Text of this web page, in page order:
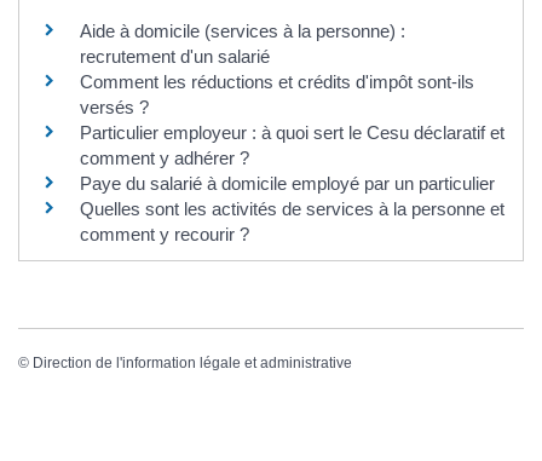
Aide à domicile (services à la personne) :
recrutement d'un salarié
Comment les réductions et crédits d'impôt sont-ils
versés ?
Particulier employeur : à quoi sert le Cesu déclaratif et
comment y adhérer ?
Paye du salarié à domicile employé par un particulier
Quelles sont les activités de services à la personne et
comment y recourir ?
© Direction de l'information légale et administrative